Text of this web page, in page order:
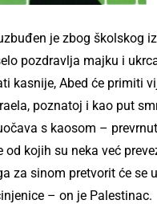
je zbog školskog
pozdravlja majku i
kasnije, Abed će primiti
poznatoj i kao put
s kaosom –
kojih su neka već
za sinom pretvorit će se
– on je Palestinac.